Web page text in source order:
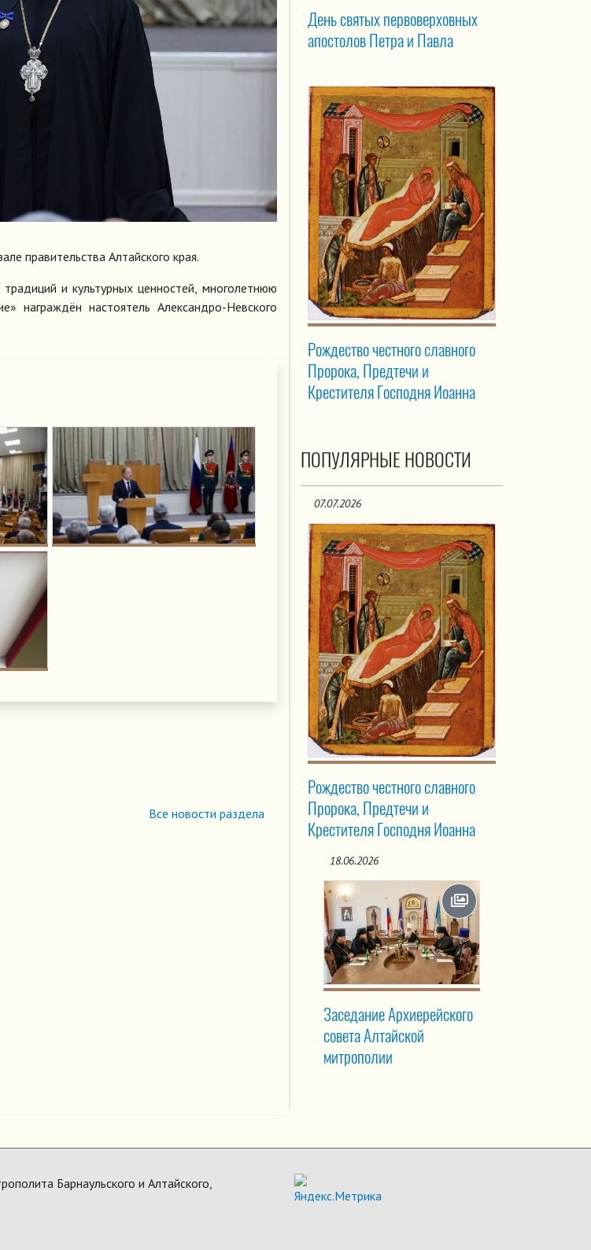
правительства Алтайского края.
и культурных ценностей, многолетнюю
награждён настоятель Александро-Невского
Все новости раздела
День святых первоверховных
апостолов Петра и Павла
Рождество честного славного
Пророка, Предтечи и
Крестителя Господня Иоанна
ПОПУЛЯРНЫЕ НОВОСТИ
07.07.2026
Рождество честного славного
Пророка, Предтечи и
Крестителя Господня Иоанна
18.06.2026
Заседание Архиерейского
совета Алтайской
митрополии
Барнаульского и Алтайского,